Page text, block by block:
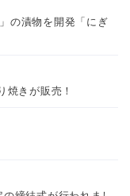
の漬物を開発「にぎ
焼きが販売！